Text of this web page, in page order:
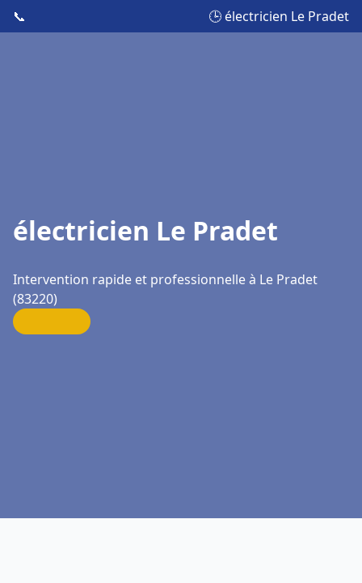
📞 🕒 électricien Le Pradet
électricien Le Pradet
Intervention rapide et professionnelle à Le Pradet
(83220)